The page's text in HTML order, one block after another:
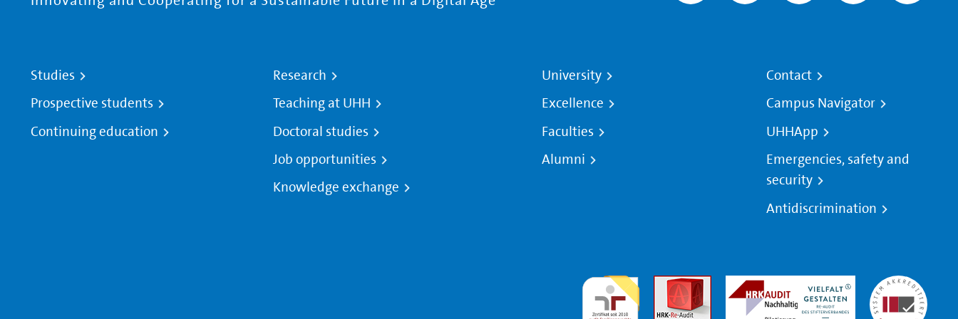
Studies
Prospective students
Continuing education
Research
Teaching at UHH
Doctoral studies
Job opportunities
Knowledge exchange
University
Excellence
Faculties
Alumni
Contact
Campus Navigator
UHHApp
Emergencies, safety and
security
Antidiscrimination